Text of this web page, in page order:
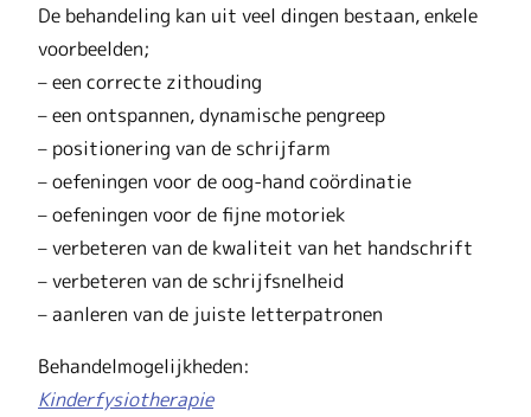
De behandeling kan uit veel dingen bestaan, enkele
voorbeelden;
– een correcte zithouding
– een ontspannen, dynamische pengreep
– positionering van de schrijfarm
– oefeningen voor de oog-hand coördinatie
– oefeningen voor de fijne motoriek
– verbeteren van de kwaliteit van het handschrift
– verbeteren van de schrijfsnelheid
– aanleren van de juiste letterpatronen
Behandelmogelijkheden:
Kinderfysiotherapie